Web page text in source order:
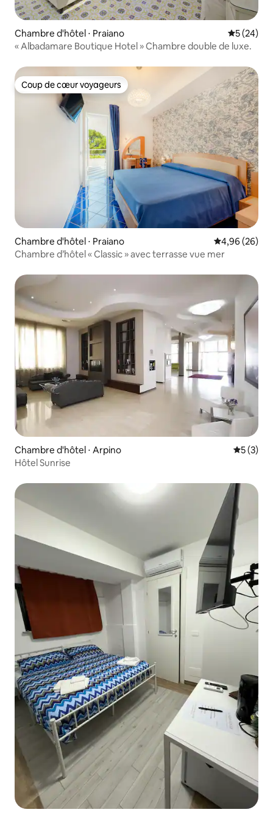
Chambre d'hôtel ⋅ Praiano
5 (24)
« Albadamare Boutique Hotel » Chambre double de luxe.
Coup de cœur voyageurs
Coup de cœur voyageurs
Chambre d'hôtel ⋅ Praiano Évaluation
4,96 (26)
Chambre d’hôtel « Classic » avec terrasse vue mer
Chambre d'hôtel ⋅ Arpino
5 (3)
Hôtel Sunrise